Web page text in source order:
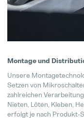
Montage und
Unsere
Setzen von
zahlreichen
Nieten, Löten, Kleben,
erfolgt je nach Produkt-